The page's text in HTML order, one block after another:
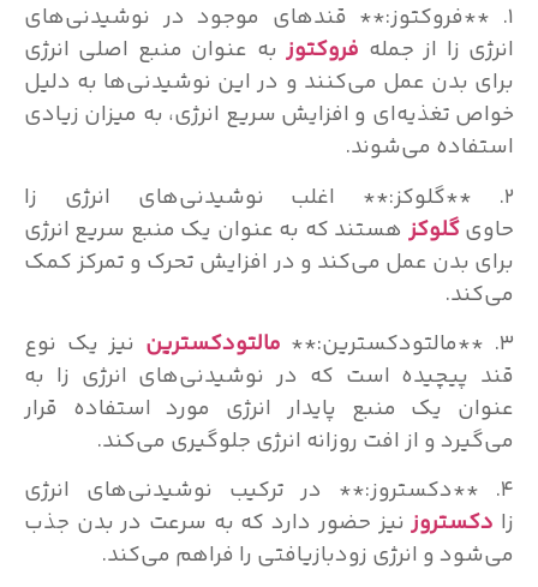
۱. **فروکتوز:** قندهای موجود در نوشیدنی‌های
انرژی زا از جمله فروکتوزبه عنوان منبع اصلی انرژی
برای بدن عمل می‌کنند و در این نوشیدنی‌ها به دلیل
خواص تغذیه‌ای و افزایش سریع انرژی، به میزان زیادی
استفاده می‌شوند.
۲. **گلوکز:** اغلب نوشیدنی‌های انرژی زا
حاویگلوکز هستند که به عنوان یک منبع سریع انرژی
برای بدن عمل می‌کند و در افزایش تحرک و تمرکز کمک
می‌کند.
۳. **مالتودکسترین:**
مالتودکسترین نیز یک نوع
قند پیچیده است که در نوشیدنی‌های انرژی زا به
عنوان یک منبع پایدار انرژی مورد استفاده قرار
می‌گیرد و از افت روزانه انرژی جلوگیری می‌کند.
۴. **دکستروز:** در ترکیب نوشیدنی‌های انرژی
زا دکستروزنیز حضور دارد که به سرعت در بدن جذب
می‌شود و انرژی زودبازیافتی را فراهم می‌کند.